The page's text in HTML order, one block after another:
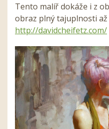
Tento malíř dokáže i z
obraz plný tajuplnosti až
http://davidcheifetz.com/